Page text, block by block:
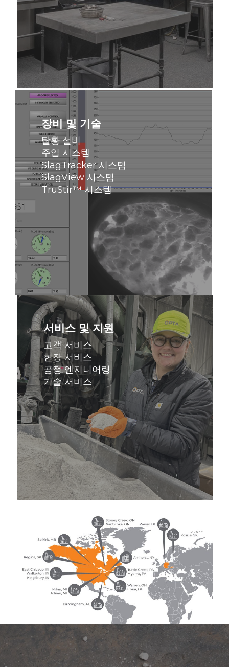
장비 및 기술
탈황 설비
주입 시스템
SlagTracker 시스템
SlagView 시스템
TruStir™ 시스템
보
기
서비스 및 지원
고객 서비스
현장 서비스
공정 엔지니어링
기술 서비스
자
보
기